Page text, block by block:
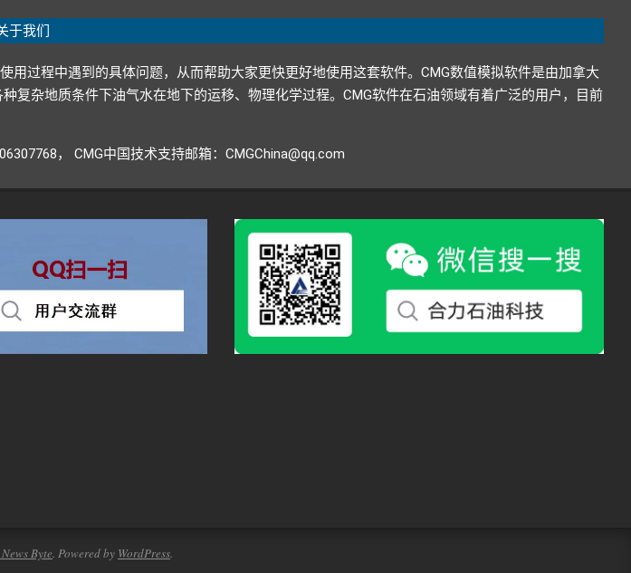
于我们
过程中遇到的具体问题，从而帮助大家更快更好地使用这套软件。CMG数值模拟软件是由加拿大
复杂地质条件下油气水在地下的运移、物理化学过程。CMG软件在石油领域有着广泛的用户，目前
， CMG中国技术支持邮箱：CMGChina@qq.com
Byte. Powered by WordPress.